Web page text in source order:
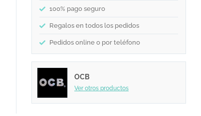
100% pago seguro
Regalos en todos los pedidos
Pedidos online o por teléfono
OCB
Ver otros productos